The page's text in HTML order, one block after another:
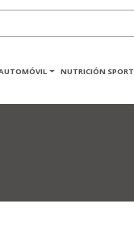
NUTRICIÓN SPORT